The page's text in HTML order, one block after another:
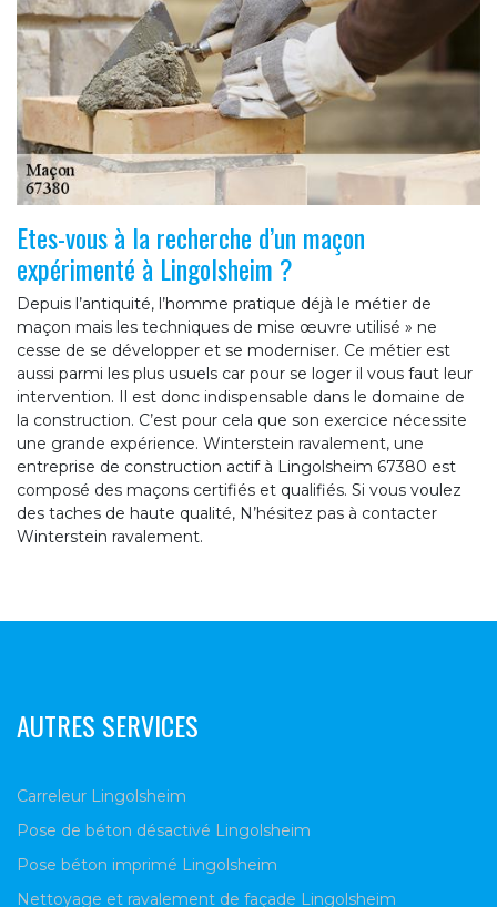
Etes-vous à la recherche d’un maçon
expérimenté à Lingolsheim ?
Depuis l’antiquité, l’homme pratique déjà le métier de
maçon mais les techniques de mise œuvre utilisé » ne
cesse de se développer et se moderniser. Ce métier est
aussi parmi les plus usuels car pour se loger il vous faut leur
intervention. Il est donc indispensable dans le domaine de
la construction. C’est pour cela que son exercice nécessite
une grande expérience. Winterstein ravalement, une
entreprise de construction actif à Lingolsheim 67380 est
composé des maçons certifiés et qualifiés. Si vous voulez
des taches de haute qualité, N’hésitez pas à contacter
Winterstein ravalement.
AUTRES SERVICES
Carreleur Lingolsheim
Pose de béton désactivé Lingolsheim
Pose béton imprimé Lingolsheim
Nettoyage et ravalement de façade Lingolsheim